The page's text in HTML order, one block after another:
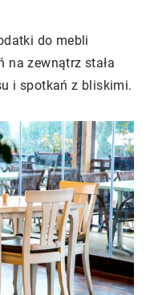
do mebli
na zewnątrz stała
i spotkań z bliskimi.